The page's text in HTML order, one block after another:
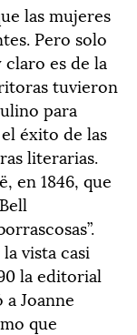
las mujeres
Pero solo
es de la
tuvieron
para
éxito de las
literarias.
en 1846, que
vista casi
la editorial
Joanne
que